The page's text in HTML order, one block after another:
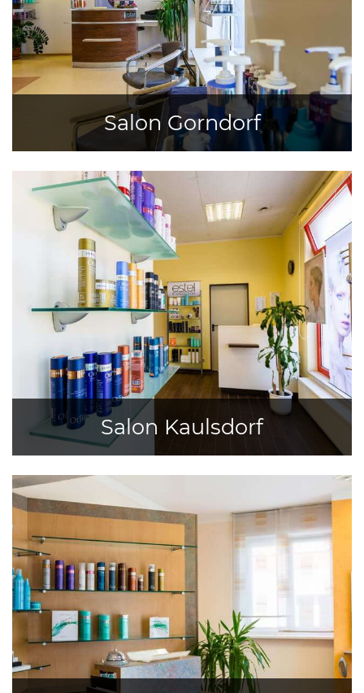
Salon Gorndorf
Salon Kaulsdorf